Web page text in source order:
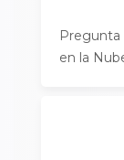
Pregunta
en la